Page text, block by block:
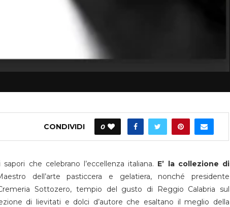
CONDIVIDI 0
che celebrano l’eccellenza italiana. E’ la collezione di
dell’arte pasticcera e gelatiera, nonché presidente
Sottozero, tempio del gusto di Reggio Calabria sul
di lievitati e dolci d’autore che esaltano il meglio della